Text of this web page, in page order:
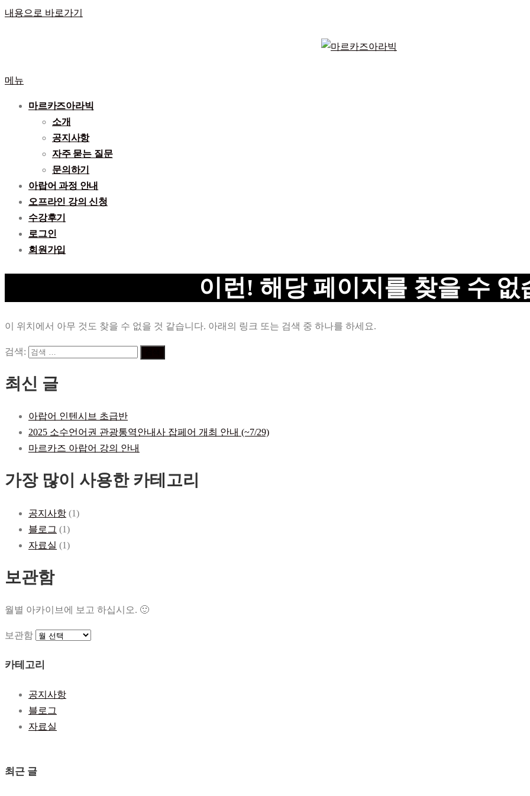
내용으로 바로가기
메뉴
마르카즈아라빅
소개
공지사항
자주 묻는 질문
문의하기
아랍어 과정 안내
오프라인 강의 신청
수강후기
로그인
회원가입
이런! 해당 페이지를 찾을 수 없
이 위치에서 아무 것도 찾을 수 없을 것 같습니다. 아래의 링크 또는 검색 중 하나를 하세요.
검색:
최신 글
아랍어 인텐시브 초급반
2025 소수언어권 관광통역안내사 잡페어 개최 안내 (~7/29)
마르카즈 아랍어 강의 안내
가장 많이 사용한 카테고리
공지사항 (1)
블로그 (1)
자료실 (1)
보관함
월별 아카이브에 보고 하십시오. 🙂
보관함
카테고리
공지사항
블로그
자료실
최근 글